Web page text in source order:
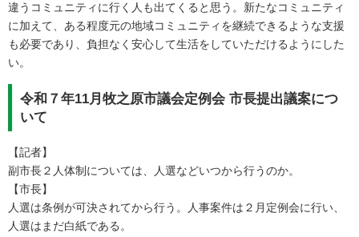
違うコミュニティに行く人も出てくると思う。新たなコミュニティ
に加えて、ある程度元の地域コミュニティを継続できるような支援
も必要であり、負担なく安心して生活をしていただけるようにした
い。
令和７年11月牧之原市議会定例会 市長提出議案につ
いて
【記者】
副市長２人体制については、人選などいつから行うのか。
【市長】
人選は条例が可決されてから行う。人事案件は２月定例会に行い、
人選はまだ白紙である。